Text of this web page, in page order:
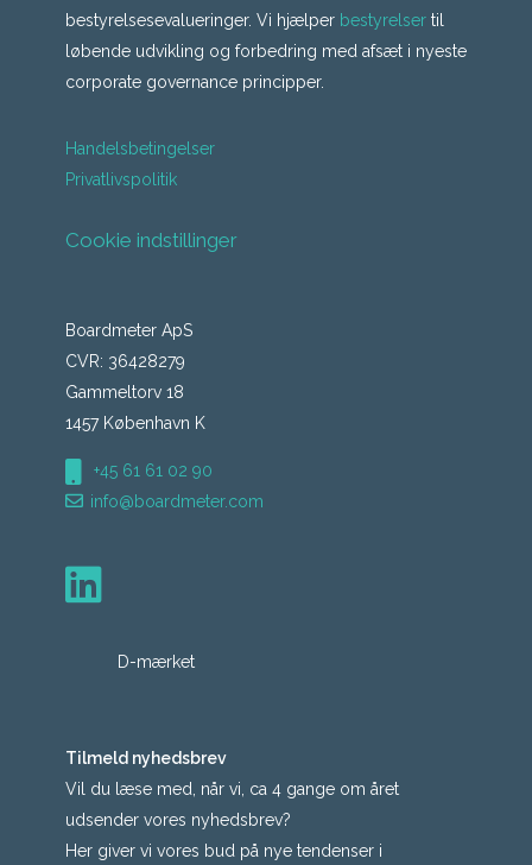
bestyrelsesevalueringer. Vi hjælper bestyrelser til
løbende udvikling og forbedring med afsæt i nyeste
corporate governance principper.
Handelsbetingelser
Privatlivspolitik
Cookie indstillinger
Boardmeter ApS
CVR: 36428279
Gammeltorv 18
1457 København K
+45 61 61 02 90
info@boardmeter.com
D-mærket
Tilmeld nyhedsbrev
Vil du læse med, når vi, ca 4 gange om året
udsender vores nyhedsbrev?
Her giver vi vores bud på nye tendenser i